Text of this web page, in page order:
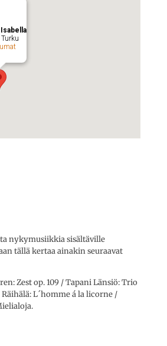
nykymusiikkia sisältäville
tällä kertaa ainakin seuraavat
Zest op. 109 / Tapani Länsiö: Trio
L´homme á la licorne /